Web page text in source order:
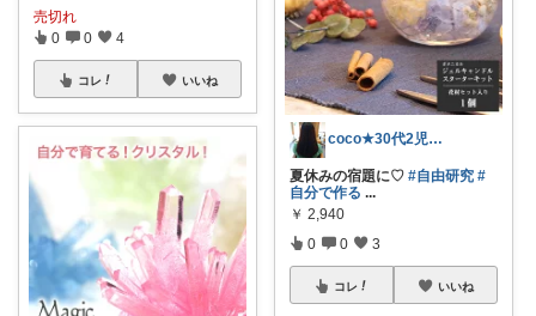
売切れ
0 0 4
コレ いいね
coco★30代2児ママ♥️
夏休みの宿題に♡ #自由研究 #
自分で作る ...
￥ 2,940
0 0 3
コレ いいね